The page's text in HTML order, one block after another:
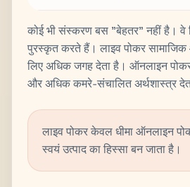
कोई भी संस्करण बस "बेहतर" नहीं है। वे
पुरस्कृत करते हैं। लाइव पोकर
लिए अधिक जगह देता है। ऑनलाइन
और अधिक कमरे-संचालित अर्थशास्त्र
लाइव पोकर केवल धीमा ऑनलाइन
स्वयं उत्पाद का हिस्सा बन जाता है।